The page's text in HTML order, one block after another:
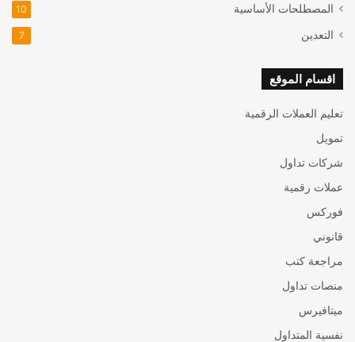
المصطلحات الأساسية 10
التعدين 7
اقسام الموقع
تعليم العملات الرقمية
تمويل
شركات تداول
عملات رقمية
فوركس
قانوني
مراجعة كتب
منصات تداول
ميتافيرس
نفسية المتداول